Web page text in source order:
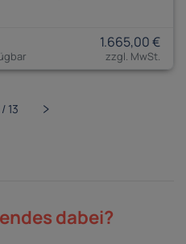
1.665,00 €
dabei?